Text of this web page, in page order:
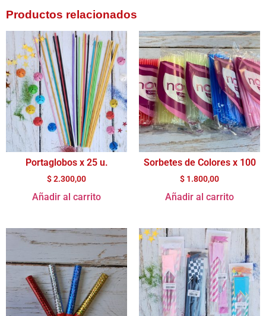
Productos relacionados
Portaglobos x 25 u.
$2.300,00
Añadir al carrito
Sorbetes de Colores x 100
$ 1.800,00
Añadir al carrito